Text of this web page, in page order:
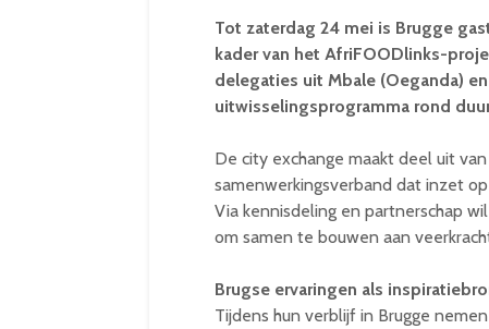
Tot zaterdag 24 mei is Brugge
kader van het AfriFOODlinks-
delegaties uit Mbale (Oeganda)
uitwisselingsprogramma rond
De city exchange maakt deel uit
samenwerkingsverband dat inzet
Via kennisdeling en partnerschap
om samen te bouwen aan
Brugse ervaringen als
Tijdens hun verblijf in Brugge